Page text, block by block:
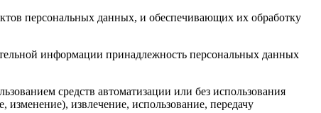
персональных данных, и обеспечивающих их обработку
информации принадлежность персональных данных
средств автоматизации или без использования
извлечение, использование, передачу